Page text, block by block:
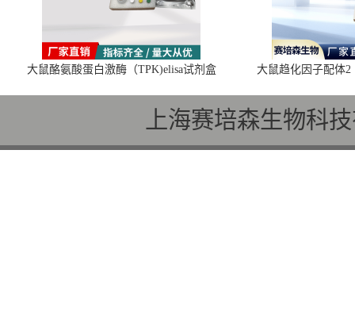
大鼠酪氨酸蛋白激酶（TPK)elisa试剂盒 大鼠趋化因子配体2
上海赛培森生物科